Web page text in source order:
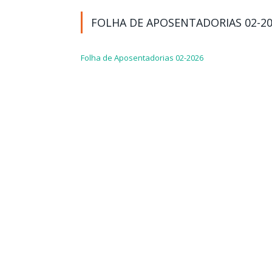
FOLHA DE APOSENTADORIAS 02-
Folha de Aposentadorias 02-2026